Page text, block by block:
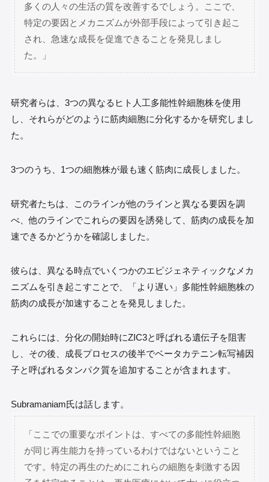
多くの人々の生活の質を改善するでしょう。ここで、
特定の要因とメカニズムが外部手段によって引き起こ
され、急速な成長を促進できることを発見しまし
た。」
研究者らは、3つの異なるヒト人工多能性幹細胞株を使用
し、それらがどのように筋肉細胞に分化するかを研究しまし
た。
3つのうち、1つの細胞株が最も速く筋肉に成長しました。
研究者たちは、このラインが他のラインと異なる要因を調
べ、他のラインでこれらの要因を誘発して、筋肉の成長を加
速できるかどうかを確認しました。
彼らは、異なる時点でいくつかのエピジェネティックなメカ
ニズムを引き起こすことで、「より遅い」多能性幹細胞株の
筋肉の成長が加速することを発見しました。
これらには、分化の開始時にZIC3と呼ばれる遺伝子を阻害
し、その後、成長プロセスの後半でベータカテニン転写補因
子と呼ばれるタンパク質を追加することが含まれます。
Subramaniam氏は話します。
「ここでの重要なポイントは、すべての多能性幹細胞
が同じ再生能力を持っているわけではないということ
です。特定の再生のためにこれらの細胞を刺激する因